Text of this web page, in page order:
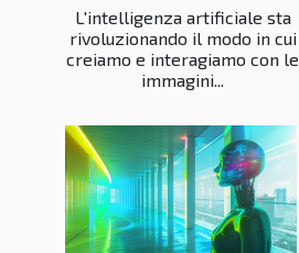
L'intelligenza artificiale sta
rivoluzionando il modo in cui
creiamo e interagiamo con le
immagini...